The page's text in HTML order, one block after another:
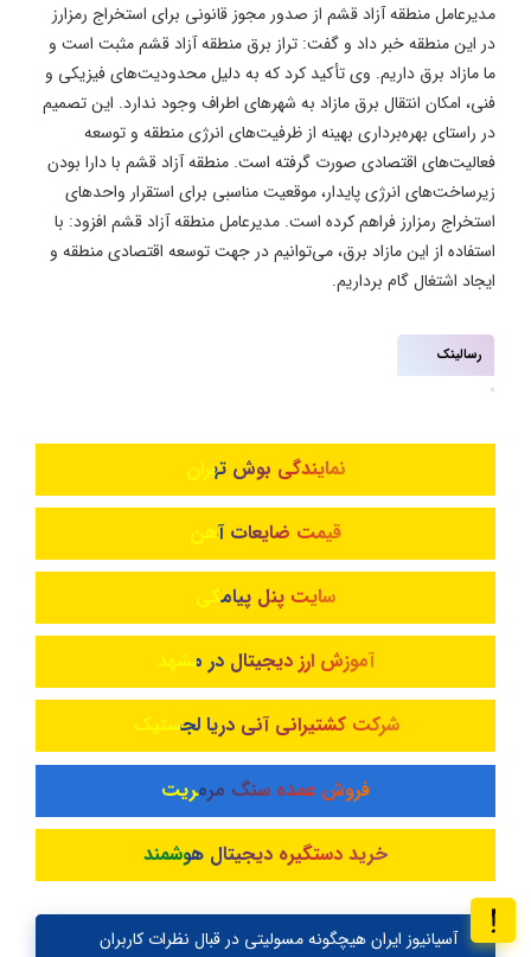
مدیرعامل منطقه آزاد قشم از صدور مجوز قانونی برای استخراج رمزارز
در این منطقه خبر داد و گفت: تراز برق منطقه آزاد قشم مثبت است و
ما مازاد برق داریم. وی تأکید کرد که به دلیل محدودیت‌های فیزیکی و
فنی، امکان انتقال برق مازاد به شهرهای اطراف وجود ندارد. این تصمیم
در راستای بهره‌برداری بهینه از ظرفیت‌های انرژی منطقه و توسعه
فعالیت‌های اقتصادی صورت گرفته است. منطقه آزاد قشم با دارا بودن
زیرساخت‌های انرژی پایدار، موقعیت مناسبی برای استقرار واحدهای
استخراج رمزارز فراهم کرده است. مدیرعامل منطقه آزاد قشم افزود: با
استفاده از این مازاد برق، می‌توانیم در جهت توسعه اقتصادی منطقه و
ایجاد اشتغال گام برداریم.
رسالینک
نمایندگی بوش تهران
قیمت ضایعات آهن
سایت پنل پیامکی
آموزش ارز دیجیتال در مشهد
شرکت کشتیرانی آنی دریا لجستیک
فروش عمده سنگ مرمریت
خرید دستگیره دیجیتال هوشمند
آسیانیوز ایران هیچگونه مسولیتی در قبال نظرات کاربران